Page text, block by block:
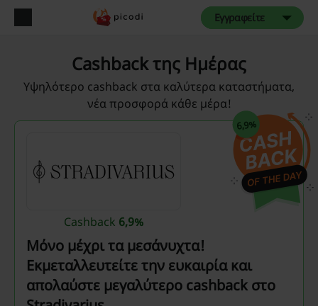
Εγγραφείτε
Cashback της Ημέρας
Υψηλότερο cashback στα καλύτερα καταστήματα,
νέα προσφορά κάθε μέρα!
Cashback 6,9%
Μόνο μέχρι τα μεσάνυχτα!
Εκμεταλλευτείτε την ευκαιρία και
απολαύστε μεγαλύτερο cashback στο
6,9%